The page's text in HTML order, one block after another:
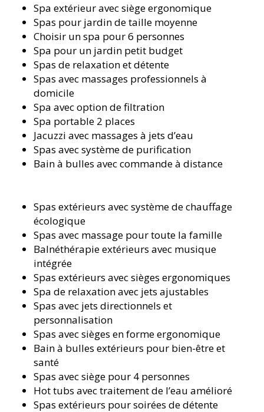
Spa extérieur avec siège ergonomique
Spas pour jardin de taille moyenne
Choisir un spa pour 6 personnes
Spa pour un jardin petit budget
Spas de relaxation et détente
Spas avec massages professionnels à
domicile
Spa avec option de filtration
Spa portable 2 places
Jacuzzi avec massages à jets d’eau
Spas avec système de purification
Bain à bulles avec commande à distance
Spas extérieurs avec système de chauffage
écologique
Spas avec massage pour toute la famille
Balnéthérapie extérieurs avec musique
intégrée
Spas extérieurs avec sièges ergonomiques
Spa de relaxation avec jets ajustables
Spas avec jets directionnels et
personnalisation
Spas avec sièges en forme ergonomique
Bain à bulles extérieurs pour bien-être et
santé
Spas avec siège pour 4 personnes
Hot tubs avec traitement de l’eau amélioré
Spas extérieurs pour soirées de détente